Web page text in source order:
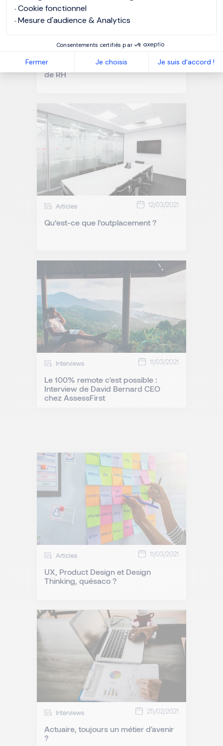
Cookie fonctionnel
Mesure d'audience & Analytics
Consentements certifiés par
Fermer Je choisis Je suis d'accord !
Articles 02/04/2021
Robot Recruteur, focus sur le « R »
de RH
Articles 12/03/2021
Qu’est-ce que l’outplacement ?
Interviews 11/03/2021
Le 100% remote c'est possible :
Interview de David Bernard CEO
chez AssessFirst
Articles 11/03/2021
UX, Product Design et Design
Thinking, quésaco ?
Interviews 25/02/2021
Actuaire, toujours un métier d'avenir
?